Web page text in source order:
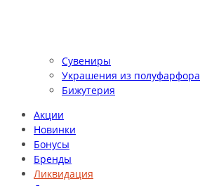
Сувениры
Украшения из полуфарфора
Бижутерия
Акции
Новинки
Бонусы
Бренды
Ликвидация